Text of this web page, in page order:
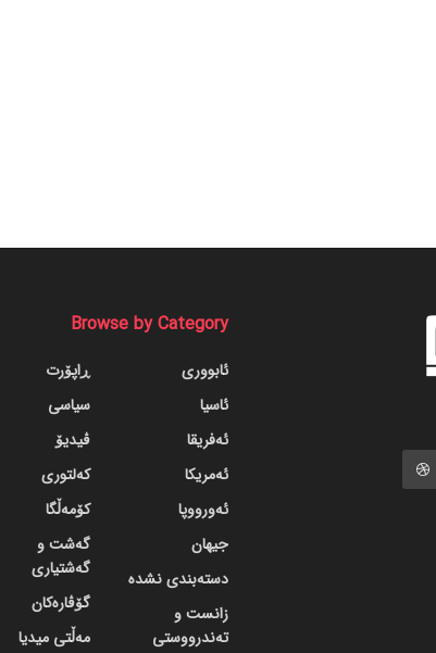
Browse by Category
ئابووری
ئاسیا
ئەفریقا
ئەمریکا
ئەورووپا
جیهان
دسته‌بندی نشده
زانست و
تەندرووستی
ڕاپۆرت
سیاسی
ڤیدیۆ
کەلتوری
کۆمەڵگا
گه‌شت و
گه‌شتیاری
گۆڤاره‌کان
مەڵتی میدیا